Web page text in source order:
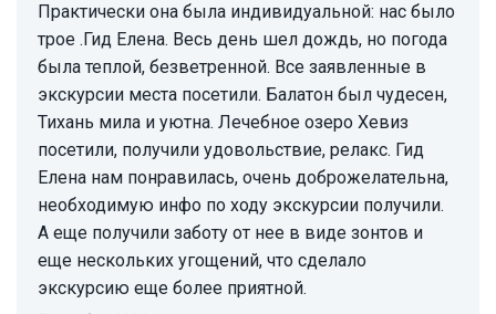
Практически она была индивидуальной: нас было
трое .Гид Елена. Весь день шел дождь, но погода
была теплой, безветренной. Все заявленные в
экскурсии места посетили. Балатон был чудесен,
Тихань мила и уютна. Лечебное озеро Хевиз
посетили, получили удовольствие, релакс. Гид
Елена нам понравилась, очень доброжелательна,
необходимую инфо по ходу экскурсии получили.
А еще получили заботу от нее в виде зонтов и
еще нескольких угощений, что сделало
экскурсию еще более приятной.